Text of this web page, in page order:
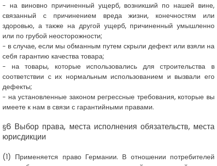
- на виновно причиненный ущерб, возникший по нашей вине,
связанный с причинением вреда жизни, конечностям или
здоровью, а также на другой ущерб, причиненный умышленно
или по грубой неосторожности;
- в случае, если мы обманным путем скрыли дефект или взяли на
себя гарантию качества товара;
- на товары, которые использовались для строительства в
соответствии с их нормальным использованием и вызвали его
дефекты;
- на установленные законом регрессные требования, которые вы
имеете к нам в связи с гарантийными правами.
§6 Выбор права, места исполнения обязательств, места
юрисдикции
(1) Применяется право Германии. В отношении потребителей